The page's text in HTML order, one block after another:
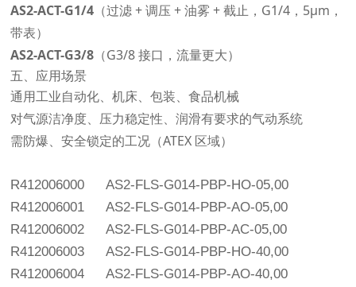
AS2-ACT-G1/4 （过滤 + 调压 + 油雾 + 截止，G1/4，5μm，
带表）
AS2-ACT-G3/8 （G3/8 接口，流量更大）
五、应用场景
通用工业自动化、机床、包装、食品机械
对气源洁净度、压力稳定性、润滑有要求的气动系统
需防爆、安全锁定的工况（ATEX 区域）
R412006000
AS2-FLS-G014-PBP-HO-05,00
R412006001
AS2-FLS-G014-PBP-AO-05,00
R412006002
AS2-FLS-G014-PBP-AC-05,00
R412006003
AS2-FLS-G014-PBP-HO-40,00
R412006004
AS2-FLS-G014-PBP-AO-40,00